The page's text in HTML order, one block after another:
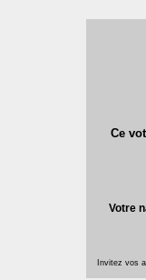
Ce
Votre
Invitez vos